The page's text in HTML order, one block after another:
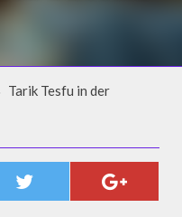
Tarik Tesfu in der